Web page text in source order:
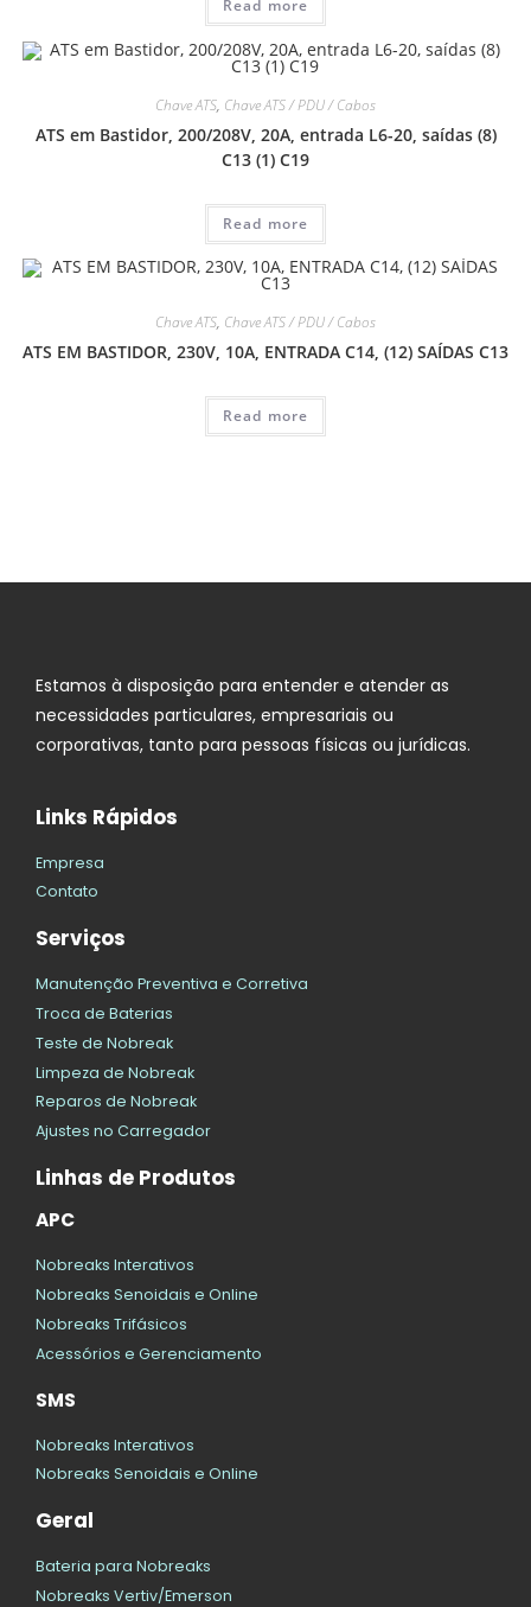
Read more
Chave ATS, Chave ATS / PDU / Cabos
ATS em Bastidor, 200/208V, 20A, entrada L6-20, saídas (8)
C13 (1) C19
Read more
Chave ATS, Chave ATS / PDU / Cabos
ATS EM BASTIDOR, 230V, 10A, ENTRADA C14, (12) SAÍDAS C13
Read more
Estamos à disposição para entender e atender as
necessidades particulares, empresariais ou
corporativas, tanto para pessoas físicas ou jurídicas.
Links Rápidos
Empresa
Contato
Serviços
Manutenção Preventiva e Corretiva
Troca de Baterias
Teste de Nobreak
Limpeza de Nobreak
Reparos de Nobreak
Ajustes no Carregador
Linhas de Produtos
APC
Nobreaks Interativos
Nobreaks Senoidais e Online
Nobreaks Trifásicos
Acessórios e Gerenciamento
SMS
Nobreaks Interativos
Nobreaks Senoidais e Online
Geral
Bateria para Nobreaks
Nobreaks Vertiv/Emerson